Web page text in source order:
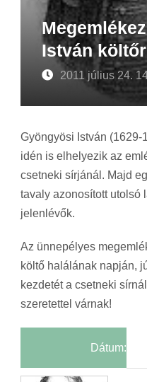
István
2011 július 24.
Gyöngyösi István (1629-
idén is elhelyezik az
csetneki sírjánál. Majd
tavaly azonosított utolsó
jelenlévők.
Az ünnepélyes
költő halálának napján,
kezdetét a csetneki
szeretettel várnak!
Dátum: